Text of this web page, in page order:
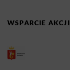
WSPARCIE AKCJI